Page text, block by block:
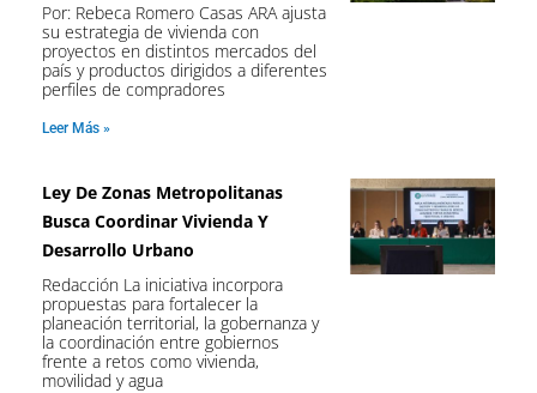
Por: Rebeca Romero Casas ARA ajusta
su estrategia de vivienda con
proyectos en distintos mercados del
país y productos dirigidos a diferentes
perfiles de compradores
Leer Más »
Ley De Zonas Metropolitanas
Busca Coordinar Vivienda Y
Desarrollo Urbano
Redacción La iniciativa incorpora
propuestas para fortalecer la
planeación territorial, la gobernanza y
la coordinación entre gobiernos
frente a retos como vivienda,
movilidad y agua